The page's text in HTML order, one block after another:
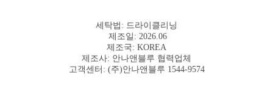
세탁법: 드라이클리닝
제조일: 2026.06
제조국: KOREA
제조사: 안나앤블루 협력업체
고객센터: (주)안나앤블루 1544-9574